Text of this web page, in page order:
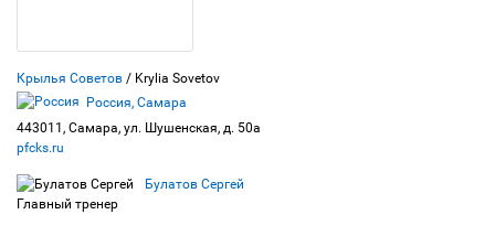
Крылья Советов / Krylia Sovetov
Россия, Самара
443011, Самара, ул. Шушенская, д. 50а
pfcks.ru
Булатов Сергей
Главный тренер